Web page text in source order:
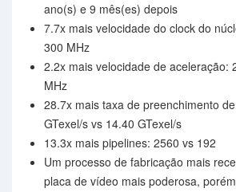
ano(s) e 9 mês(es) depois
7.7x mais velocidade do clock do
300 MHz
2.2x mais velocidade de aceleração:
MHz
28.7x mais taxa de preenchimento
GTexel/s vs 14.40 GTexel/s
13.3x mais pipelines: 2560 vs 192
Um processo de fabricação mais
placa de vídeo mais poderosa,